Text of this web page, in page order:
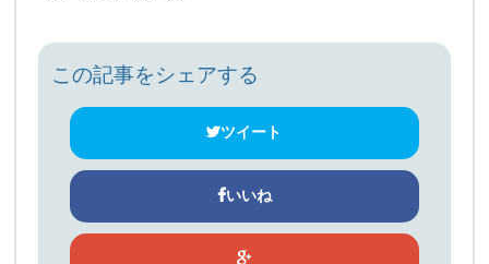
この記事をシェアする
ツイート
いいね